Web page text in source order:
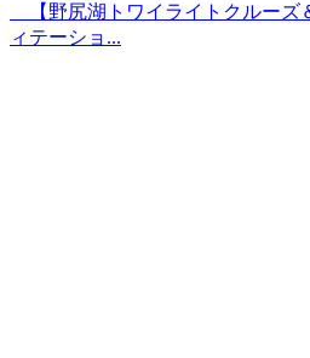
【野尻湖トワイライトクルーズ
ィテーショ...